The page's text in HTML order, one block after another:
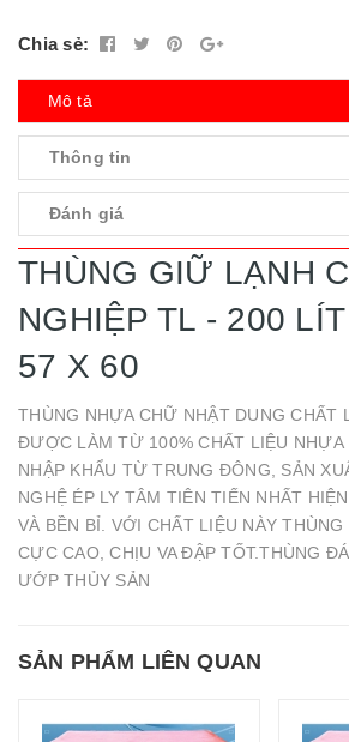
Chia sẻ:
Mô tả
Thông tin
Đánh giá
THÙNG GIỮ LẠNH
NGHIỆP TL - 200
57 X 60
THÙNG NHỰA CHỮ NHẬT DUNG CHẤT
ĐƯỢC LÀM TỪ 100% CHẤT LIỆU NHỰA
NHẬP KHẨU TỪ TRUNG ĐÔNG, SẢN
NGHỆ ÉP LY TÂM TIÊN TIẾN NHẤT
VÀ BỀN BỈ. VỚI CHẤT LIỆU NÀY
CỰC CAO, CHỊU VA ĐẬP TỐT.THÙNG
ƯỚP THỦY SẢN
SẢN PHẨM LIÊN QUAN